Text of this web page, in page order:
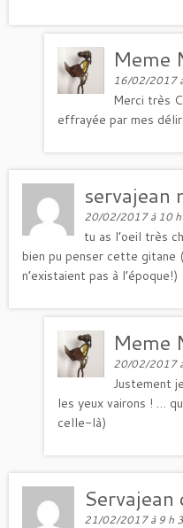
Meme
16/02/2017
Merci très
effrayée par mes
servajean
20/02/2017 à 10 h
tu as l’oeil très
bien pu penser cette
n’existaient pas à l’époque!)
Meme
20/02/2017
Justement
les yeux vairons ! …
celle-là)
21/02/2017 à 9 h